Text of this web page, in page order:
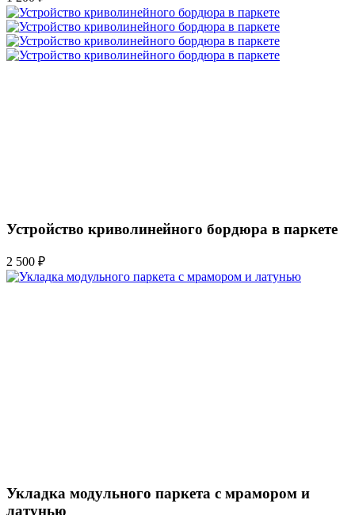
Устройство криволинейного бордюра в паркете
2 500 ₽
Укладка модульного паркета с мрамором и
латунью